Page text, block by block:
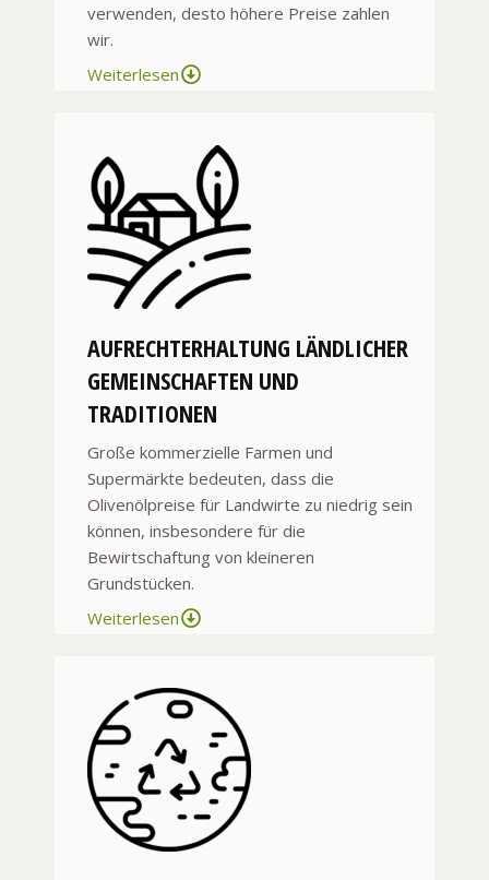
verwenden, desto höhere Preise zahlen
wir.
Weiterlesen
AUFRECHTERHALTUNG LÄNDLICHER
GEMEINSCHAFTEN UND
TRADITIONEN
Große kommerzielle Farmen und
Supermärkte bedeuten, dass die
Olivenölpreise für Landwirte zu niedrig sein
können, insbesondere für die
Bewirtschaftung von kleineren
Grundstücken.
Weiterlesen